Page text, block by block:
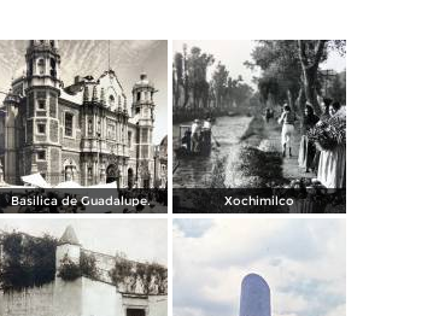
Basilica de Guadalupe. Xochimilco